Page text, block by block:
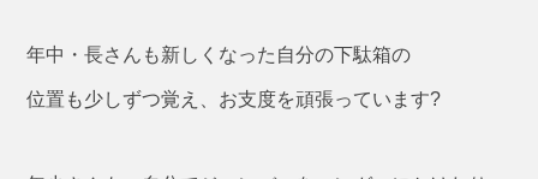
年中・長さんも新しくなった自分の下駄箱の
位置も少しずつ覚え、お支度を頑張っています?